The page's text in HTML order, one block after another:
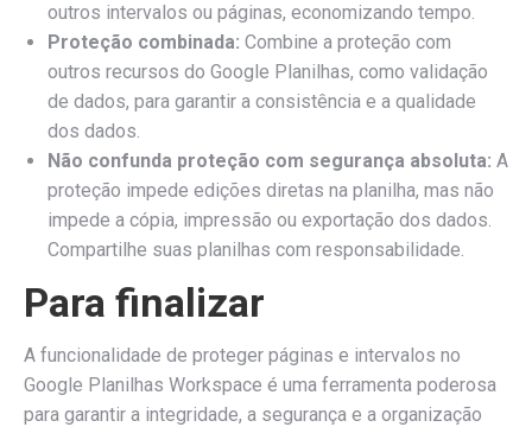
outros intervalos ou páginas, economizando tempo.
Proteção combinada: Combine a proteção com
outros recursos do Google Planilhas, como validação
de dados, para garantir a consistência e a qualidade
dos dados.
Não confunda proteção com segurança absoluta: A
proteção impede edições diretas na planilha, mas não
impede a cópia, impressão ou exportação dos dados.
Compartilhe suas planilhas com responsabilidade.
Para finalizar
A funcionalidade de proteger páginas e intervalos no
Google Planilhas Workspace é uma ferramenta poderosa
para garantir a integridade, a segurança e a organização